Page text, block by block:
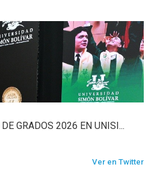
GRADOS 2026 EN UNISI...
Ver en Twitter